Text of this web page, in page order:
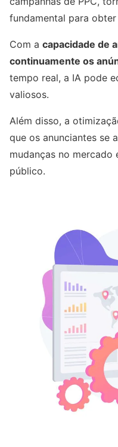
fundamental para
Com a capacidade de
continuamente os
tempo real, a IA pode
valiosos.
Além disso, a
que os anunciantes se
mudanças no
público.